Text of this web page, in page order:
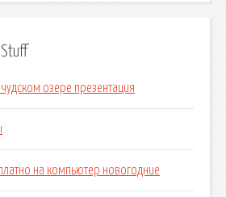
озере презентация
на компьютер новогодние